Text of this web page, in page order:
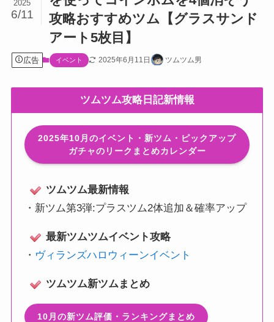
攻略おすすめツム【グラスサンド
アート5枚目】
2025
6/11
広告 イベント 2025年6月11日 ツムツム男
ツムツム攻略日記新情報
2025年10月のイベント・新ツム・ピックアップ
ガチャのリークまとめカレンダー
ツムツム最新情報
・ 新ツム第3弾:プラスツム2体追加＆確率アップ
最新ツムツムイベント攻略
・ ヴィランズハロウィーンイベント
ツムツム新ツムまとめ
10月の新ツム評価・ランキングまとめ